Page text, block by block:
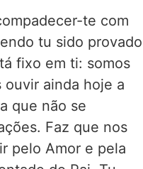
te com
tu sido provado
fixo em ti: somos
ainda hoje a
que não se
Faz que nos
pelo Amor e pela